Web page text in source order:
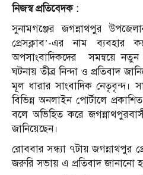
নিজস্ব প্রতিবেদক :
সুনামগঞ্জের জগন্নাথপুর
প্রেসক্লাব’-এর নাম
অপসাংবাদিকদের
সমন্বয়ে
ঘটনায় তীব্র নিন্দা ও প্রতিবাদ
মূল ধারার সাংবাদিক নেতৃবৃন্দ।
বিভিন্ন অনলাইন পোর্টালে
বলে অভিহিত করে
জানিয়েছেন।
রোববার সন্ধ্যা ৭টায় জগন্নাথপুর
জরুরি সভায় এ প্রতিবাদ জানানো